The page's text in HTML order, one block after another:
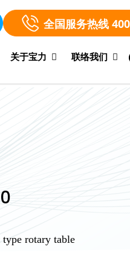
全国服务热线
关于宝力 联络我们
rotary table